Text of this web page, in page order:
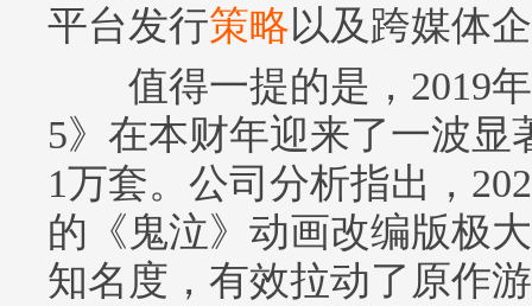
平台发行策略以及跨媒体
值得一提的是，2019年
5》在本财年迎来了一波显
1万套。公司分析指出，
的《鬼泣》动画改编版极
知名度，有效拉动了原作